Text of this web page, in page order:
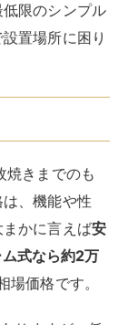
限のシンプル
置場所に困り
焼きまでのも
、機能や性
かに言えば安
式なら約2万
場価格です。